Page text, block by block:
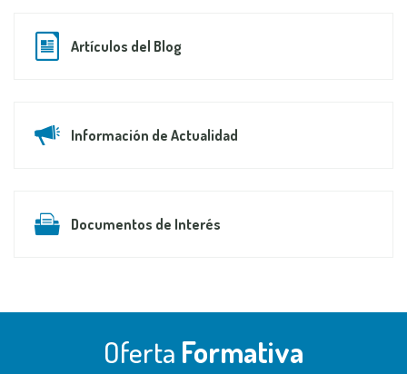
Artículos del Blog
Información de Actualidad
Documentos de Interés
Oferta Formativa